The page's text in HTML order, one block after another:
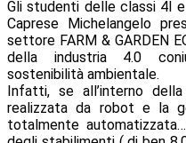
Gli studenti delle classi 4I
Caprese Michelangelo
settore FARM & GARDEN
della industria 4.0
sostenibilità ambientale.
Infatti, se all’interno
realizzata da robot e la
totalmente